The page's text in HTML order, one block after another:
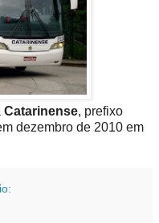
Catarinense, prefixo
dezembro de 2010 em